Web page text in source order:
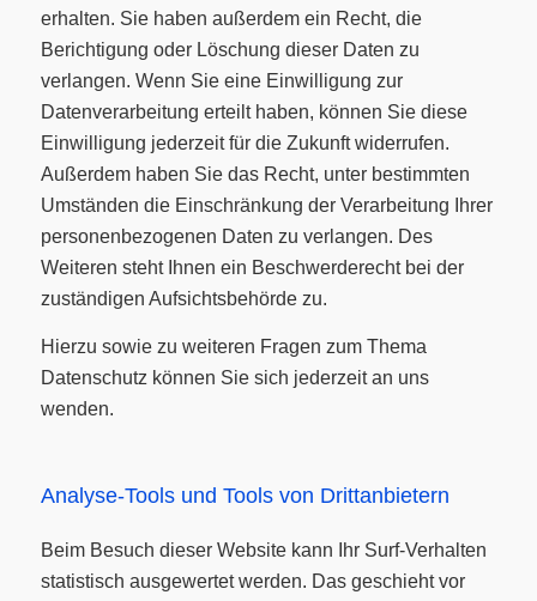
erhalten. Sie haben außerdem ein Recht, die
Berichtigung oder Löschung dieser Daten zu
verlangen. Wenn Sie eine Einwilligung zur
Datenverarbeitung erteilt haben, können Sie diese
Einwilligung jederzeit für die Zukunft widerrufen.
Außerdem haben Sie das Recht, unter bestimmten
Umständen die Einschränkung der Verarbeitung Ihrer
personenbezogenen Daten zu verlangen. Des
Weiteren steht Ihnen ein Beschwerderecht bei der
zuständigen Aufsichtsbehörde zu.
Hierzu sowie zu weiteren Fragen zum Thema
Datenschutz können Sie sich jederzeit an uns
wenden.
Analyse-Tools und Tools von Dritt­anbietern
Beim Besuch dieser Website kann Ihr Surf-Verhalten
statistisch ausgewertet werden. Das geschieht vor